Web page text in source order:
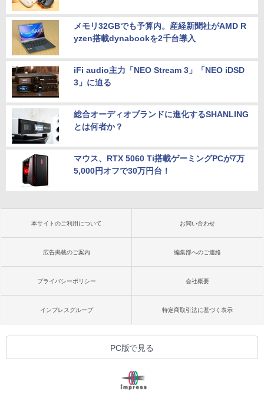
メモリ32GBでも予算内。産経新聞社がAMD R
yzen搭載dynabookを2千台導入
iFi audio主力「NEO Stream 3」「NEO iDSD
3」に迫る
総合オーディオブランドに進化するSHANLING
とは何者か？
マウス、RTX 5060 Ti搭載ゲーミングPCが7万
5,000円オフで30万円台！
本サイトのご利用について お問い合わせ
広告掲載のご案内 編集部へのご連絡
プライバシーポリシー 会社概要
インプレスグループ 特定商取引法に基づく表示
PC版で見る